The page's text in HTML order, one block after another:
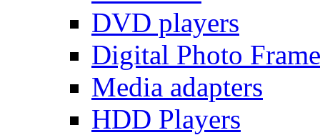
DVD players
Digital Photo
Media adapters
HDD Players